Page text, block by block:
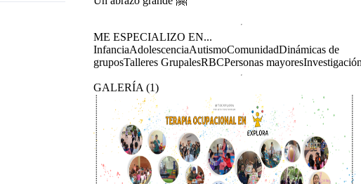
ME ESPECIALIZO EN...
InfanciaAdolescenciaAutismoComunidadDinámicas de
gruposTalleres GrupalesRBCPersonas mayores
GALERÍA (1)